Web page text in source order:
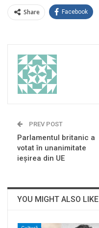
Share Facebook
PREV POST
Parlamentul britanic a
votat în unanimitate
ieșirea din UE
YOU MIGHT ALSO LIKE